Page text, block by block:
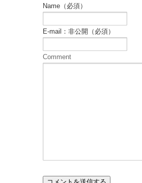
Name（必須）
E-mail：非公開（必須）
Comment